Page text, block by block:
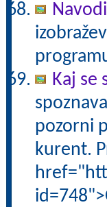
Kaj se
pozorni
kurent.